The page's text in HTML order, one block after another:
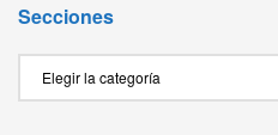
Secciones